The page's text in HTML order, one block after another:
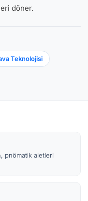
döner.
Teknolojisi
pnömatik aletleri